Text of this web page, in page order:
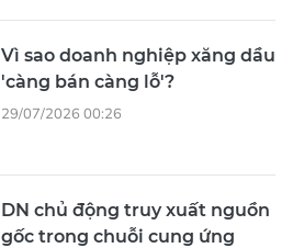
Vì sao doanh nghiệp xăng dầu
'càng bán càng lỗ'?
29/07/2026 00:26
DN chủ động truy xuất nguồn
gốc trong chuỗi cung ứng